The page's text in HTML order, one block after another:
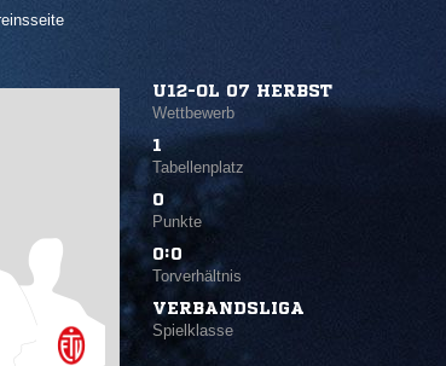
U12-OL 07 HERBST
Wettbewerb
1
Tabellenplatz
0
Punkte
0:0
Torverhältnis
VERBANDSLIGA
Spielklasse